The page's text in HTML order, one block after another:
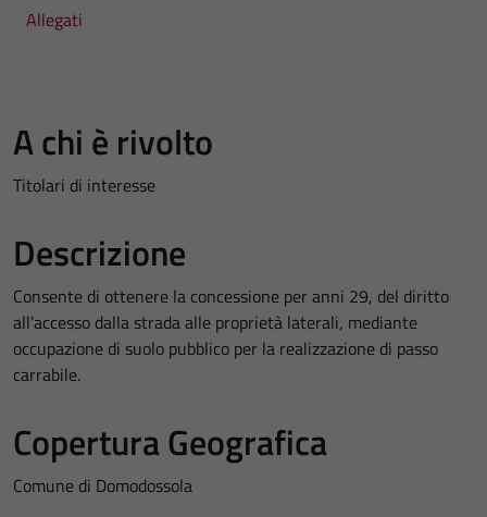
Allegati
A chi è rivolto
Titolari di interesse
Descrizione
Consente di ottenere la concessione per anni 29, del diritto
all’accesso dalla strada alle proprietà laterali, mediante
occupazione di suolo pubblico per la realizzazione di passo
carrabile.
Copertura Geografica
Comune di Domodossola